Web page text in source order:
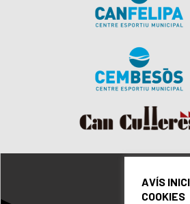
AVÍS
COOKIES